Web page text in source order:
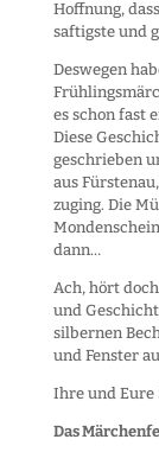
Hoffnung,
saftigste und
Deswegen
es schon fast
Diese
geschrieben
aus
zuging. Die
dann…
Ach, hört
und
silbernen
und Fenster
Ihre und Eure
Das